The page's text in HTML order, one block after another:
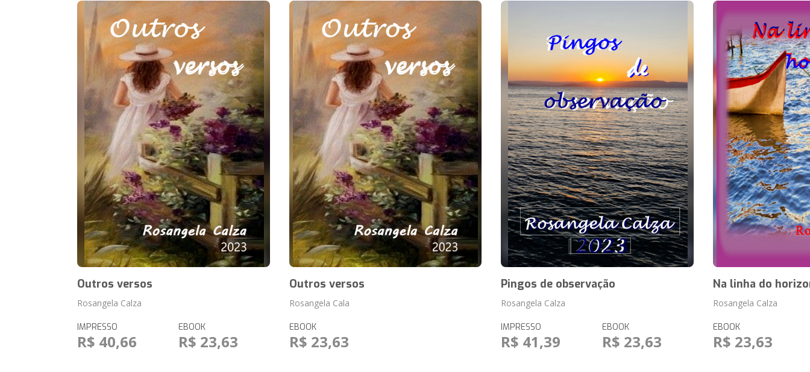
Outros versos
Rosangela Calza
IMPRESSO
R$ 40,66
EBOOK
R$ 23,63
Outros versos
Rosangela Cala
EBOOK
R$ 23,63
Pingos de observação
Rosangela Calza
IMPRESSO
R$ 41,39
EBOOK
R$ 23,63
Na linha do
Rosangela Calza
EBOOK
R$ 23,63